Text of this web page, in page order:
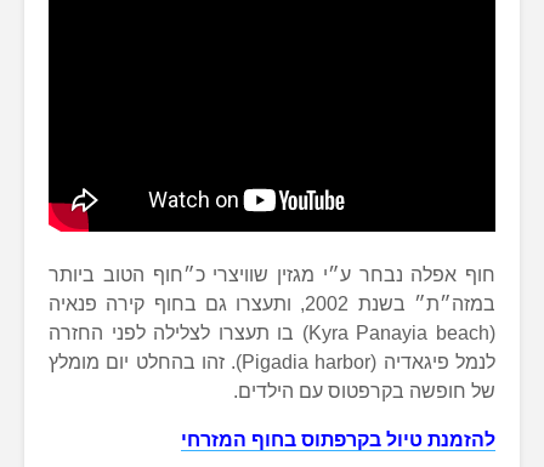
חוף אפלה נבחר ע״י מגזין שוויצרי כ״חוף הטוב ביותר
במזה״ת״ בשנת 2002, ותעצרו גם בחוף קירה פנאיה
(Kyra Panayia beach) בו תעצרו לצלילה לפני החזרה
לנמל פיגאדיה (Pigadia harbor). זהו בהחלט יום מומלץ
של חופשה בקרפטוס עם הילדים.
להזמנת טיול בקרפתוס בחוף המזרחי